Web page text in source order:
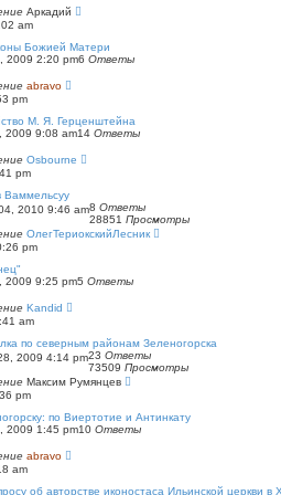
Аркадий
am
Божией Матери
2009 2:20 pm6 Ответы
abravo
pm
М. Я. Герценштейна
2009 9:08 am14 Ответы
Osbourne
pm
Ваммельсуу
2010 9:46 am8 Ответы
28851 Просмотры
ОлегТериокскийЛесник
pm
2009 9:25 pm5 Ответы
Kandid
am
по северным районам Зеленогорска
2009 4:14 pm23 Ответы
73509 Просмотры
Максим Румянцев
pm
по Виертотие и Антинкату
2009 1:45 pm10 Ответы
abravo
am
об авторстве иконостаса Ильинской церкви в